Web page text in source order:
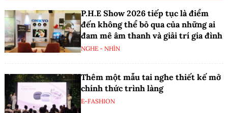
P.H.E Show 2026 tiếp tục là điểm
đến không thể bỏ qua của những ai
đam mê âm thanh và giải trí gia đình
NGHE - NHÌN
Thêm một mẫu tai nghe thiết kế mở
chính thức trình làng
E-FASHION